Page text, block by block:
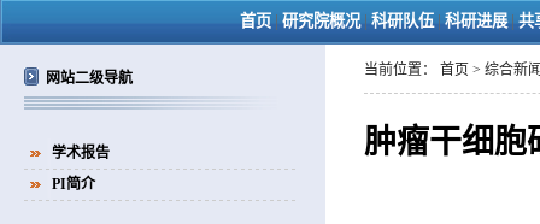
首页|研究院概况|科研队伍|科研进展|共
网站二级导航
学术报告
PI简介
当前位置： 首页 > 综合新
肿瘤干细胞